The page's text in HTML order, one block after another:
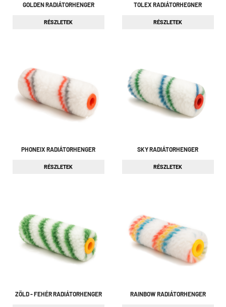
GOLDEN RADIÁTORHENGER
RÉSZLETEK
TOLEX RADIÁTORHEGNER
RÉSZLETEK
PHONEIX RADIÁTORHENGER
RÉSZLETEK
SKY RADIÁTORHENGER
RÉSZLETEK
ZÖLD - FEHÉR RADIÁTORHENGER RAINBOW RADIÁTORHENGER